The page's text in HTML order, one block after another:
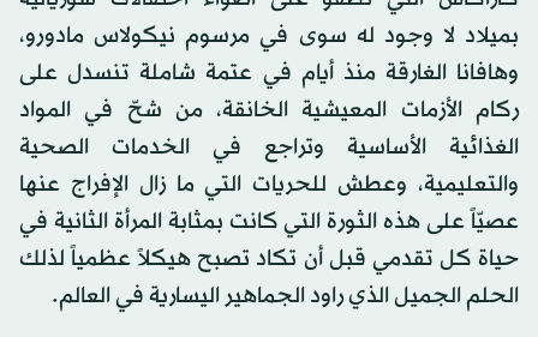
بميلاد لا وجود له سوى في مرسوم نيكولاس مادورو،
وهافانا الغارقة منذ أيام في عتمة شاملة تنسدل على
ركام الأزمات المعيشية الخانقة، من شحّ في المواد
الغذائية الأساسية وتراجع في الخدمات الصحية
والتعليمية، وعطش للحريات التي ما زال الإفراج عنها
عصيّاً على هذه الثورة التي كانت بمثابة المرأة الثانية في
حياة كل تقدمي قبل أن تكاد تصبح هيكلاً عظمياً لذلك
الحلم الجميل الذي راود الجماهير اليسارية في العالم.